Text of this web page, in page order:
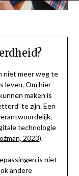
niet meer weg te
leven. Om hier
maken is
te zijn. Een
technologie
2023).
is niet
andere